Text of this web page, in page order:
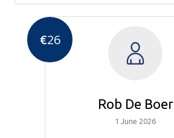
€26
Rob De Boer
1 June 2026